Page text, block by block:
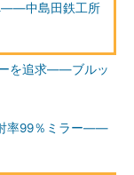
――中島田鉄工所
を追求――ブルッ
率99％ミラー――